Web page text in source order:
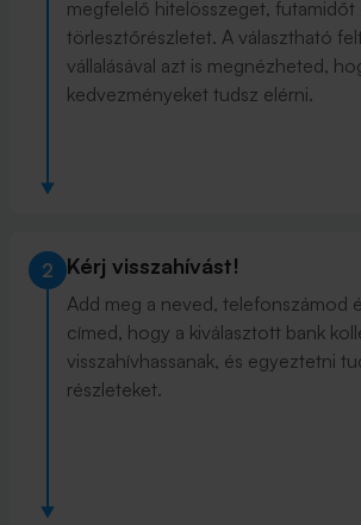
megfelelő hitelösszeget, futamidőt
törlesztőrészletet. A választható
vállalásával azt is megnézheted,
kedvezményeket tudsz elérni.
2 Kérj visszahívást!
Add meg a neved, telefonszámod
címed, hogy a kiválasztott bank
visszahívhassanak, és egyeztetni
részleteket.